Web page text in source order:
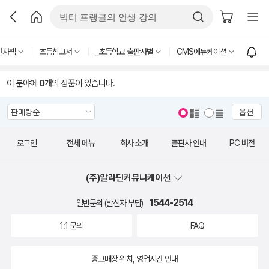
자책 초등참고서 _초등학교 출판사별 CMS에듀케이션
이 분야에 0개의 상품이 있습니다.
옵션
로그인 전체 메뉴 회사 소개 출판사 안내 PC 버전
(주)알라딘커뮤니케이션
일반문의 (발신자 부담) 1544-2514
1:1 문의 FAQ
중고매장 위치, 영업시간 안내